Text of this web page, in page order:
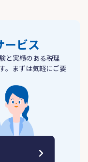
ービス
と実績のある税理
。まずは気軽にご要